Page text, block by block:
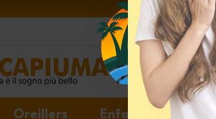
Oreillers Enfants